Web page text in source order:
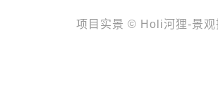
项目实景 © Holi河狸-景观